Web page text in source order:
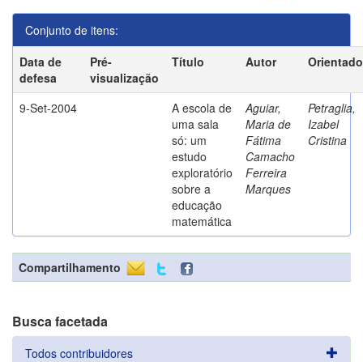
Conjunto de itens:
Data de
defesa
Pré-
visualização
Título Autor
9-Set-2004
A escola de
uma sala
só: um
estudo
exploratório
sobre a
educação
matemática
Aguiar,
Maria de
Fátima
Camacho
Ferreira
Marques
Petraglia,
Izabel
Cristina
Compartilhamento
Busca facetada
Todos contribuidores